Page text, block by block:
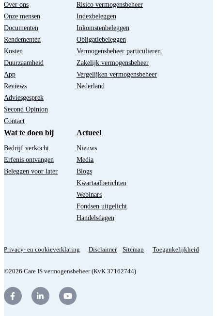
Over ons
Onze mensen
Documenten
Rendementen
Kosten
Duurzaamheid
App
Reviews
Adviesgesprek
Second Opinion
Contact
Risico vermogensbeheer
Indexbeleggen
Inkomstenbeleggen
Obligatiebeleggen
Vermogensbeheer particulieren
Zakelijk vermogensbeheer
Vergelijken vermogensbeheer
Nederland
Wat te doen bij
Bedrijf verkocht
Erfenis ontvangen
Beleggen voor later
Actueel
Nieuws
Media
Blogs
Kwartaalberichten
Webinars
Fondsen uitgelicht
Handelsdagen
Privacy- en cookieverklaring Disclaimer Sitemap Toegankelijkheid
©2026 Care IS vermogensbeheer (KvK 37162744)